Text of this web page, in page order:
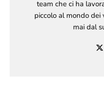
team che ci ha
piccolo al mondo dei
mai dal